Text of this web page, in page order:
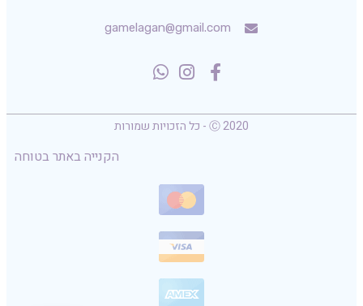
gamelagan@gmail.com
Ⓒ 2020 - כל הזכויות שמורות
הקנייה באתר בטוחה